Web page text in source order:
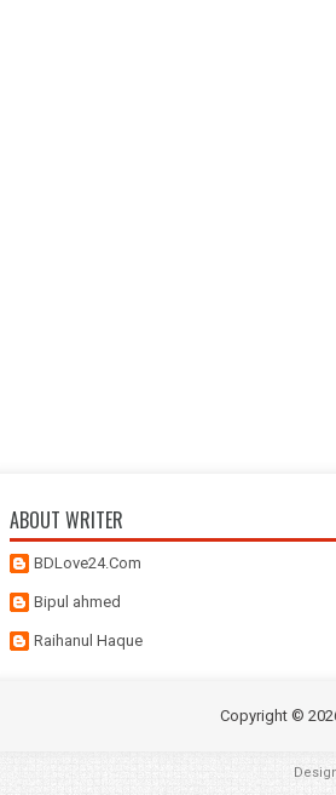
ABOUT WRITER
BDLove24.Com
Bipul ahmed
Raihanul Haque
Copyright ©